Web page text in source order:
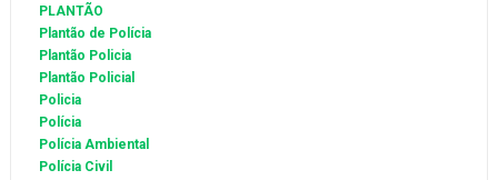
PLANTÃO
Plantão de Polícia
Plantão Policia
Plantão Policial
Policia
Polícia
Polícia Ambiental
Polícia Civil